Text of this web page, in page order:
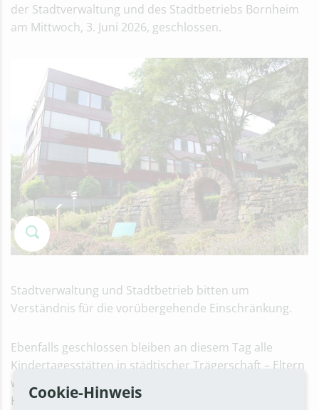
der Stadtverwaltung und des Stadtbetriebs Bornheim
am Mittwoch, 3. Juni 2026, geschlossen.
Stadtverwaltung und Stadtbetrieb bitten um
Verständnis für die vorübergehende Einschränkung.
Ebenfalls geschlossen bleiben an diesem Tag alle
Kindertagesstätten in städtischer Trägerschaft – Eltern
wurden frühzeitig informiert – und das
HallenFreizeitBad Bornheim.
Cookie-Hinweis